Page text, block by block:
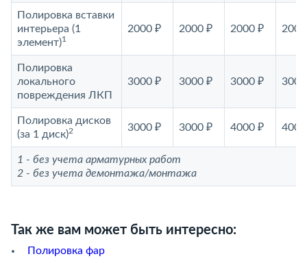
Полировка вставки
интерьера (1
элемент)1
2000 ₽ 2000 ₽ 2000 ₽
Полировка
локального
повреждения ЛКП
3000 ₽ 3000 ₽ 3000 ₽
Полировка дисков
(за 1 диск)2 3000 ₽ 3000 ₽ 4000 ₽
1 - без учета арматурных работ
2 - без учета демонтажа/монтажа
Так же вам может быть интересно:
Полировка фар